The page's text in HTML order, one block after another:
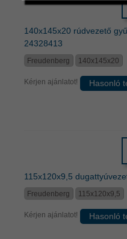
140x145x20 rúdvezető
24328413
Freudenberg 140x145x20
Kérjen ajánlatot! Hasonló
115x120x9,5
Freudenberg 115x120x9,5
Kérjen ajánlatot! Hasonló